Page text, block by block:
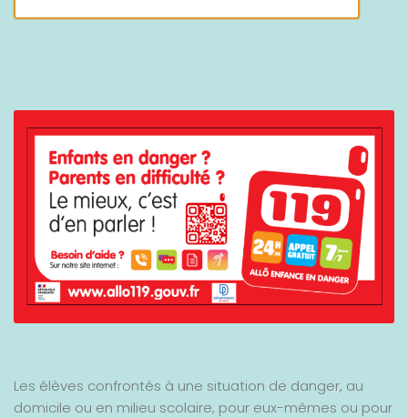
Les élèves confrontés à une situation de danger, au
domicile ou en milieu scolaire, pour eux-mêmes ou pour